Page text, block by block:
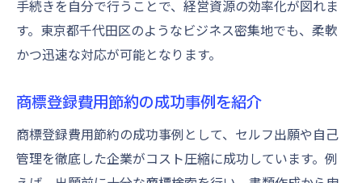
手続きを自分で行うことで、経営資源の効率化が図れま
す。東京都千代田区のようなビジネス密集地でも、柔軟
かつ迅速な対応が可能となります。
商標登録費用節約の成功事例を紹介
商標登録費用節約の成功事例として、セルフ出願や自己
管理を徹底した企業がコスト圧縮に成功しています。例